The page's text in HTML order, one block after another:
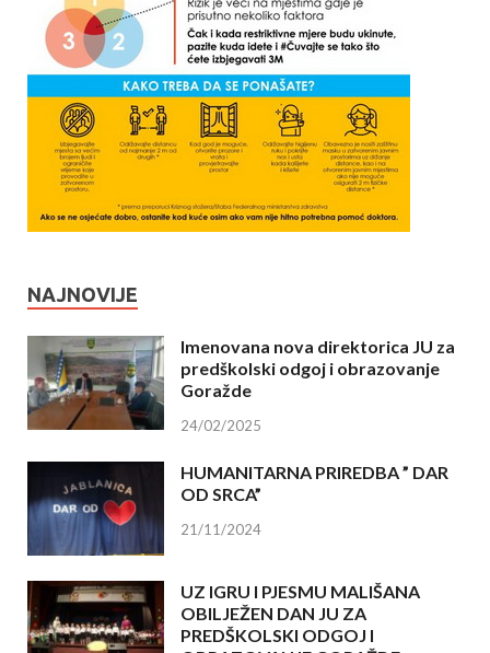
NAJNOVIJE
Imenovana nova direktorica JU za
predškolski odgoj i obrazovanje
Goražde
24/02/2025
HUMANITARNA PRIREDBA ” DAR
OD SRCA”
21/11/2024
UZ IGRU I PJESMU MALIŠANA
OBILJEŽEN DAN JU ZA
PREDŠKOLSKI ODGOJ I